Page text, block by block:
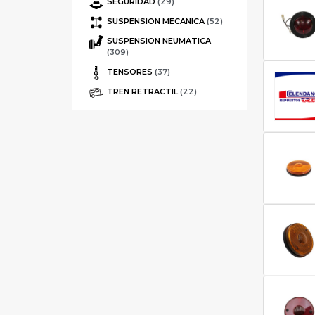
SUSPENSION MECANICA (52)
SUSPENSION NEUMATICA
(309)
TENSORES (37)
TREN RETRACTIL (22)